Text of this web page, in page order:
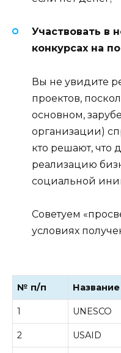
Участвовать в
конкурсах на
Вы не увидите
проектов,
основном,
организации)
кто решают, что
реализацию
социальной
Советуем
условиях
№ п/п
1 UNESCO
2 USAID